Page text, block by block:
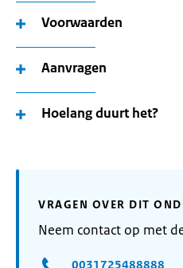
Voorwaarden
Aanvragen
Hoelang duurt het?
VRAGEN OVER DIT
Neem contact op met
0031725488888